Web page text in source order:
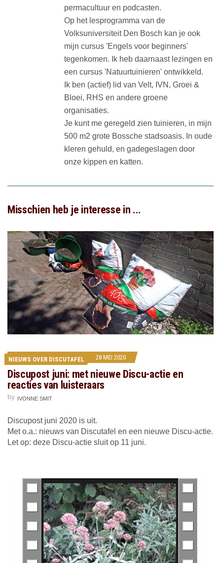
permacultuur en podcasten.
Op het lesprogramma van de
Volksuniversiteit Den Bosch kan je ook
mijn cursus 'Engels voor beginners'
tegenkomen. Ik heb daarnaast lezingen en
een cursus 'Natuurtuinieren' ontwikkeld.
Ik ben (actief) lid van Velt, IVN, Groei &
Bloei, RHS en andere groene
organisaties.
Je kunt me geregeld zien tuinieren, in mijn
500 m2 grote Bossche stadsoasis. In oude
kleren gehuld, en gadegeslagen door
onze kippen en katten.
Misschien heb je interesse in ...
NIEUWS OVER DISCUTAFEL 28 MEI 2020
Discupost juni: met nieuwe Discu-actie en
reacties van luisteraars
by IVONNE SMIT
Discupost juni 2020 is uit.
Met o.a.: nieuws van Discutafel en een nieuwe Discu-actie.
Let op: deze Discu-actie sluit op 11 juni.